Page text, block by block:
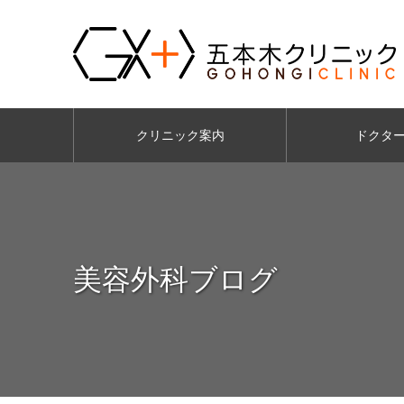
クリニック案内 ドクタ
美容外科ブログ